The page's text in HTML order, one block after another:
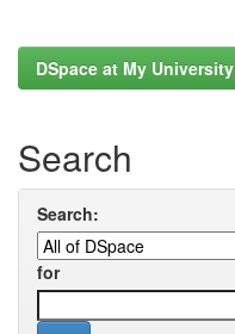
DSpace at My University
Search
Search:
for